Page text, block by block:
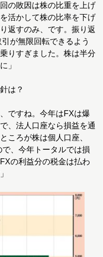
の敗因は株の比重を上げ
活かして株の比率を下げ
返すのみ、です。振り返
が無限回転できるよう
りすぎました。株は半分
」
は？
ですね。今年はFXは爆
、法人口座なら損益を通
ころが株は個人口座、
、今年トータルでは損
の利益分の税金は払わ